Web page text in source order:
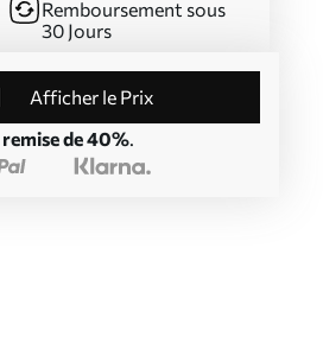
Remboursement sous
30 Jours
Afficher le Prix
remise de 40%.